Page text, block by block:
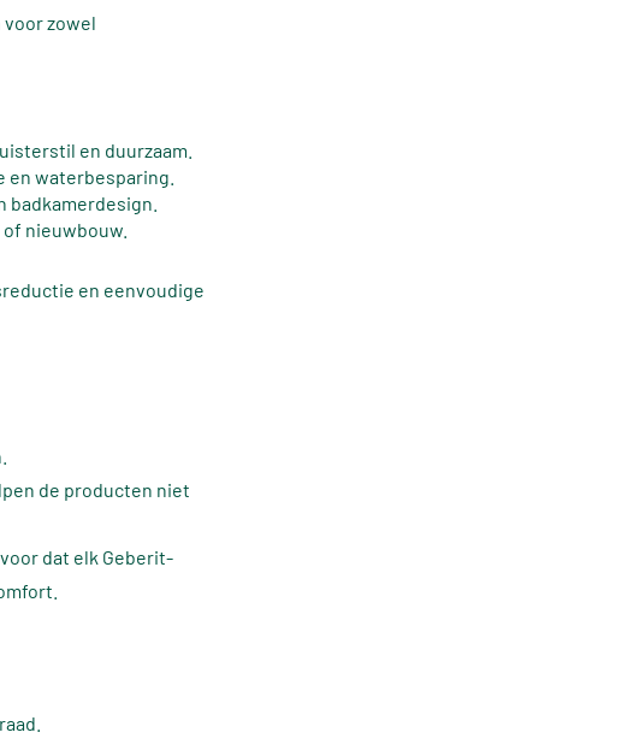
zowel
en duurzaam.
en waterbesparing.
badkamerdesign.
nieuwbouw.
en eenvoudige
de producten niet
dat elk Geberit-